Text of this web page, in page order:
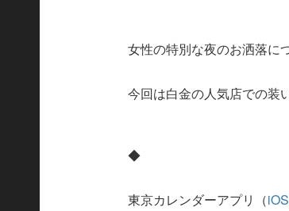
女性の特別な夜のお洒落に
今回は白金の人気店での装
◆
東京カレンダーアプリ（